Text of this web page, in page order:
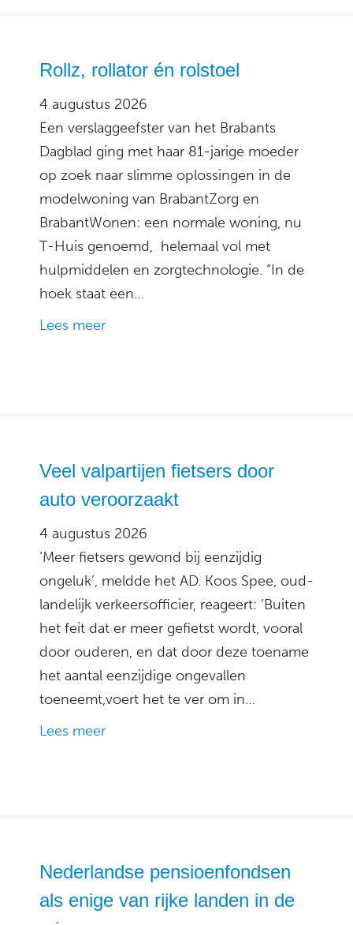
Rollz, rollator én rolstoel
4 augustus 2026
Een verslaggeefster van het Brabants
Dagblad ging met haar 81-jarige moeder
op zoek naar slimme oplossingen in de
modelwoning van BrabantZorg en
BrabantWonen: een normale woning, nu
T-Huis genoemd, helemaal vol met
hulpmiddelen en zorgtechnologie. “In de
hoek staat een…
Lees meer
Veel valpartijen fietsers door
auto veroorzaakt
4 augustus 2026
‘Meer fietsers gewond bij eenzijdig
ongeluk’, meldde het AD. Koos Spee, oud-
landelijk verkeersofficier, reageert: ‘Buiten
het feit dat er meer gefietst wordt, vooral
door ouderen, en dat door deze toename
het aantal eenzijdige ongevallen
toeneemt,voert het te ver om in…
Lees meer
Nederlandse pensioenfondsen
als enige van rijke landen in de